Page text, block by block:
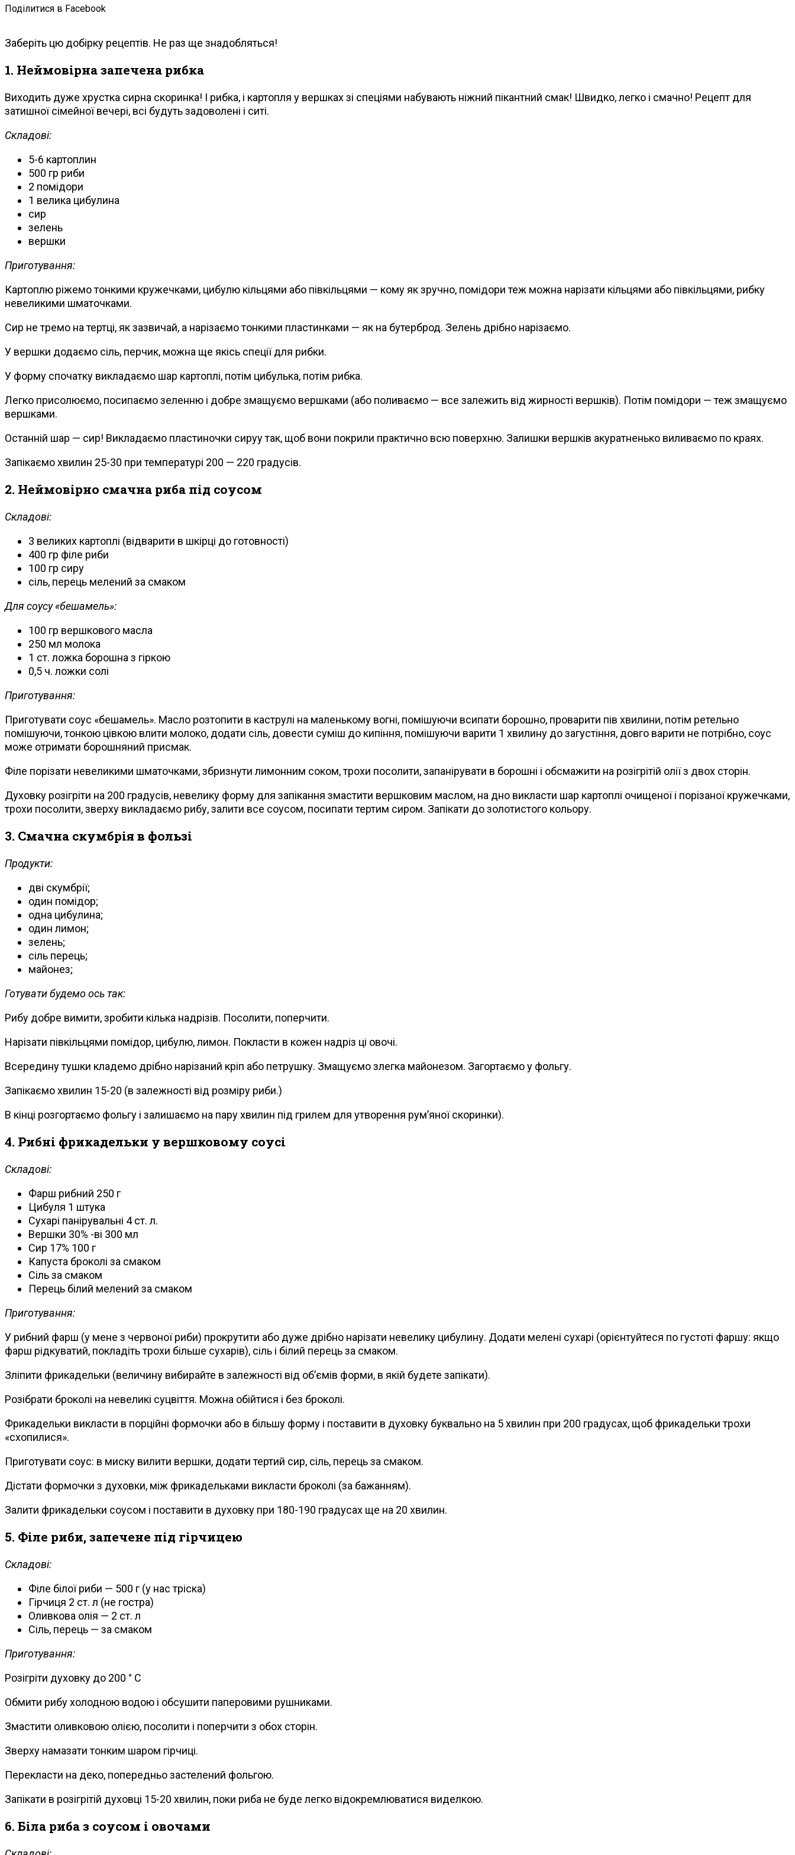
Поділитися в Facebook
Заберіть цю добірку рецептів. Не раз ще знадобляться!
1. Неймовірна запечена рибка
Виходить дуже хрустка сирна скоринка! І рибка, і картопля у вершках зі спеціями набувають ніжний пікантний смак! Швидко, легко і смачно! Рецепт для
затишної сімейної вечері, всі будуть задоволені і ситі.
Складові:
5-6 картоплин
500 гр риби
2 помідори
1 велика цибулина
сир
зелень
вершки
Приготування:
Картоплю ріжемо тонкими кружечками, цибулю кільцями або півкільцями — кому як зручно, помідори теж можна нарізати кільцями або півкільцями, рибку
невеликими шматочками.
Сир не тремо на тертці, як зазвичай, а нарізаємо тонкими пластинками — як на бутерброд. Зелень дрібно нарізаємо.
У вершки додаємо сіль, перчик, можна ще якісь спеції для рибки.
У форму спочатку викладаємо шар картоплі, потім цибулька, потім рибка.
Легко присолюємо, посипаємо зеленню і добре змащуємо вершками (або поливаємо — все залежить від жирності вершків). Потім помідори — теж змащуємо
вершками.
Останній шар — сир! Викладаємо пластиночки сируу так, щоб вони покрили практично всю поверхню. Залишки вершків акуратненько виливаємо по краях.
Запікаємо хвилин 25-30 при температурі 200 — 220 градусів.
2. Неймовірно смачна риба під соусом
Складові:
3 великих картоплі (відварити в шкірці до готовності)
400 гр філе риби
100 гр сиру
сіль, перець мелений за смаком
Для соусу «бешамель»:
100 гр вершкового масла
250 мл молока
1 ст. ложка борошна з гіркою
0,5 ч. ложки солі
Приготування:
Приготувати соус «бешамель». Масло розтопити в каструлі на маленькому вогні, помішуючи всипати борошно, проварити пів хвилини, потім ретельно
помішуючи, тонкою цівкою влити молоко, додати сіль, довести суміш до кипіння, помішуючи варити 1 хвилину до загустіння, довго варити не потрібно, соус
може отримати борошняний присмак.
Філе порізати невеликими шматочками, збризнути лимонним соком, трохи посолити, запанірувати в борошні і обсмажити на розігрітій олії з двох сторін.
Духовку розігріти на 200 градусів, невелику форму для запікання змастити вершковим маслом, на дно викласти шар картоплі очищеної і порізаної кружечками,
трохи посолити, зверху викладаємо рибу, залити все соусом, посипати тертим сиром. Запікати до золотистого кольору.
3. Смачна скумбрія в фользі
Продукти:
дві скумбрії;
один помідор;
одна цибулина;
один лимон;
зелень;
сіль перець;
майонез;
Готувати будемо ось так:
Рибу добре вимити, зробити кілька надрізів. Посолити, поперчити.
Нарізати півкільцями помідор, цибулю, лимон. Покласти в кожен надріз ці овочі.
Всередину тушки кладемо дрібно нарізаний кріп або петрушку. Змащуємо злегка майонезом. Загортаємо у фольгу.
Запікаємо хвилин 15-20 (в залежності від розміру риби.)
В кінці розгортаємо фольгу і залишаємо на пару хвилин під грилем для утворення рум’яної скоринки).
4. Рибні фрикадельки у вершковому соусі
Складові:
Фарш рибний 250 г
Цибуля 1 штука
Сухарі панірувальні 4 ст. л.
Вершки 30% -ві 300 мл
Сир 17% 100 г
Капуста броколі за смаком
Сіль за смаком
Перець білий мелений за смаком
Приготування:
У рибний фарш (у мене з червоної риби) прокрутити або дуже дрібно нарізати невелику цибулину. Додати мелені сухарі (орієнтуйтеся по густоті фаршу: якщо
фарш рідкуватий, покладіть трохи більше сухарів), сіль і білий перець за смаком.
Зліпити фрикадельки (величину вибирайте в залежності від об’ємів форми, в якій будете запікати).
Розібрати броколі на невеликі суцвіття. Можна обійтися і без броколі.
Фрикадельки викласти в порційні формочки або в більшу форму і поставити в духовку буквально на 5 хвилин при 200 градусах, щоб фрикадельки трохи
«схопилися».
Приготувати соус: в миску вилити вершки, додати тертий сир, сіль, перець за смаком.
Дістати формочки з духовки, між фрикадельками викласти броколі (за бажанням).
Залити фрикадельки соусом і поставити в духовку при 180-190 градусах ще на 20 хвилин.
5. Філе риби, запечене під гірчицею
Складові:
Філе білої риби — 500 г (у нас тріска)
Гірчиця 2 ст. л (не гостра)
Оливкова олія — ​​2 ст. л
Сіль, перець — за смаком
Приготування:
Розігріти духовку до 200 ° С
Обмити рибу холодною водою і обсушити паперовими рушниками.
Змастити оливковою олією, посолити і поперчити з обох сторін.
Зверху намазати тонким шаром гірчиці.
Перекласти на деко, попередньо застелений фольгою.
Запікати в розігрітій духовці 15-20 хвилин, поки риба не буде легко відокремлюватися виделкою.
6. Біла риба з соусом і овочами